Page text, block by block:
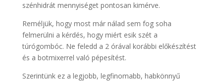
szénhidrát mennyiséget pontosan kimérve.
Reméljük, hogy most már nálad sem fog soha
felmerülni a kérdés, hogy miért esik szét a
túrógombóc. Ne feledd a 2 órával korábbi előkészítést
és a botmixerrel való pépesítést.
Szerintünk ez a legjobb, legfinomabb, habkönnyű